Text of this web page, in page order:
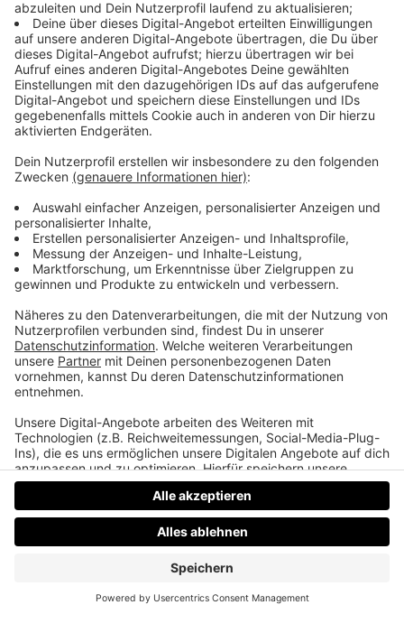
Wie sichtbar ist dein Unternehmen wirklich?
Der Potenzial-Check dauert vier Minuten. Danach
hast du einen Report mit einer Zahl und fünf
Bereichen — und siehst, wo bei euch draußen nichts
ankommt. Kein Verkaufsgespräch.
→teddy.click/podsignal
Wenn du lieber direkt redest: fünfzehn Minuten, kein
Pitch.teddy.click/termin
Daniel Friesenecker baut Unternehmern ihr
eigenes Medium. Podcast, Video, Strategie. Studio:
TeddyLab, Linz.
LinkedIn:linkedin.com/in/friesenecker
Folge abonnieren:Apple·Spotify·YouTube·
Plattformen und RSS
DatenschutzImpressumAGBsJobsKontakt